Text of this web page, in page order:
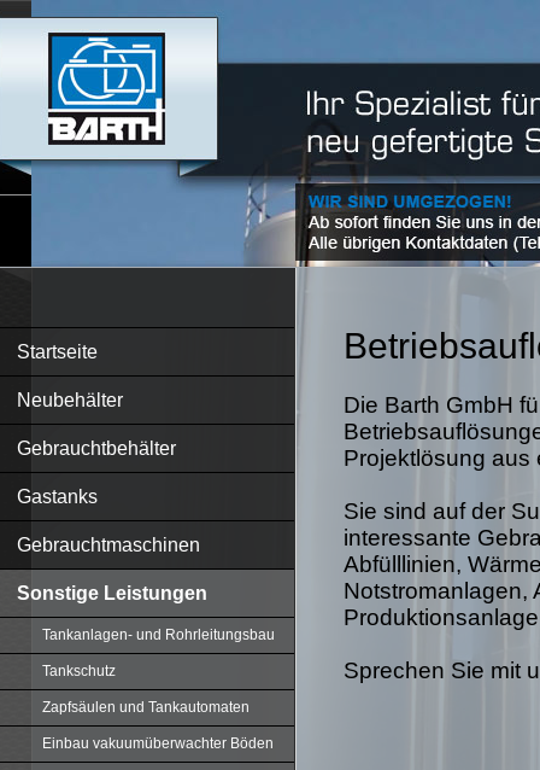
Startseite
Neubehälter
Gebrauchtbehälter
Gastanks
Gebrauchtmaschinen
Sonstige Leistungen
Tankanlagen- und Rohrleitungsbau
Tankschutz
Zapfsäulen und Tankautomaten
Einbau vakuumüberwachter Böden
Die Barth GmbH
Projektlösung aus
Sie sind auf der
interessante
Abfülllinien,
Notstromanlagen,
Sprechen Sie mit